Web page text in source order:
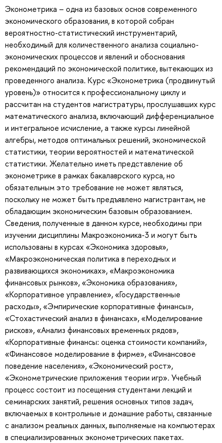
Эконометрика – одна из базовых основ современного
экономического образования, в которой собран
вероятностно-статистический инструментарий,
необходимый для количественного анализа социально-
экономических процессов и явлений и обоснования
рекомендаций по экономической политике, вытекающих из
проведенного анализа. Курс «Эконометрика (продвинутый
уровень)» относится к профессиональному циклу и
рассчитан на студентов магистратуры, прослушавших курс
математического анализа, включающий дифференциальное
и интегральное исчисление, а также курсы линейной
алгебры, методов оптимальных решений, экономической
статистики, теории вероятностей и математической
статистики. Желательно иметь представление об
эконометрике в рамках бакалаврского курса, но
обязательным это требование не может являться,
поскольку не может быть предъявлено магистрантам, не
обладающим экономическим базовым образованием.
Сведения, полученные в данном курсе, необходимы при
изучении дисциплины Макроэкономика-3 и могут быть
использованы в курсах «Экономика здоровья»,
«Макроэкономическая политика в переходных и
развивающихся экономиках», «Макроэкономика
финансовых рынков», «Экономика образования»,
«Корпоративное управление», «Государственные
расходы», «Эмпирические корпоративные финансы»,
«Стохастический анализ в финансах», «Моделирование
рисков», «Анализ финансовых временных рядов»,
«Корпоративные финансы: оценка стоимости компаний»,
«Финансовое моделирование в фирме», «Финансовое
поведение населения», «Экономический рост»,
«Эконометрические приложения теории игр». Учебный
процесс состоит из посещения студентами лекций и
семинарских занятий, решения основных типов задач,
включаемых в контрольные и домашние работы, связанные
с анализом реальных данных, выполняемые на компьютерах
в специализированных эконометрических пакетах.